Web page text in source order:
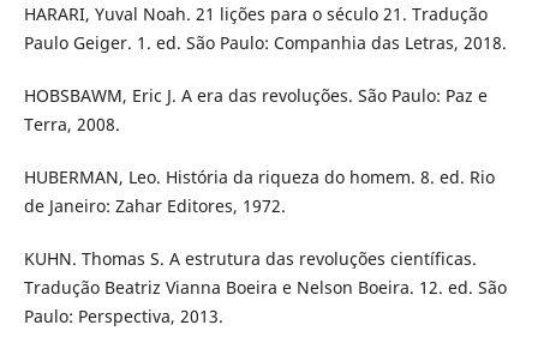
HARARI, Yuval Noah. 21 lições para o século 21. Tradução
Paulo Geiger. 1. ed. São Paulo: Companhia das Letras, 2018.
HOBSBAWM, Eric J. A era das revoluções. São Paulo: Paz e
Terra, 2008.
HUBERMAN, Leo. História da riqueza do homem. 8. ed. Rio
de Janeiro: Zahar Editores, 1972.
KUHN. Thomas S. A estrutura das revoluções científicas.
Tradução Beatriz Vianna Boeira e Nelson Boeira. 12. ed. São
Paulo: Perspectiva, 2013.